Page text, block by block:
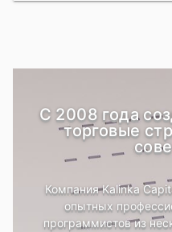
С 2008 года
торговые
Компания Kalinka
опытных
программистов из